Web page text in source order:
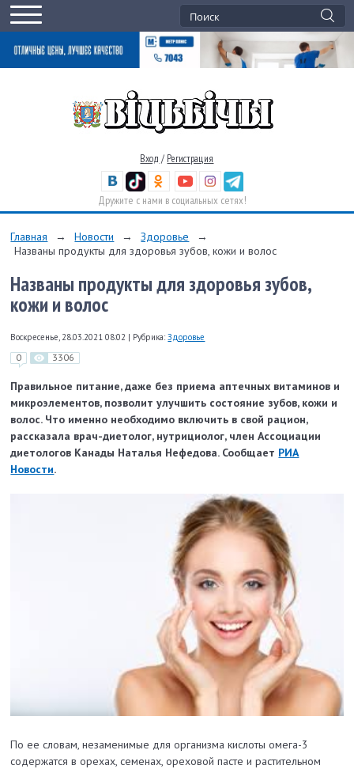
Вход / Регистрация
Дружите с нами в социальных сетях!
Главная → Новости → Здоровье
→
Названы продукты для здоровья зубов, кожи и волос
Названы продукты для здоровья зубов,
кожи и волос
Воскресенье, 28.03.2021 08:02 | Рубрика: Здоровье
0 3306
Правильное питание, даже без приема аптечных витаминов и
микроэлементов, позволит улучшить состояние зубов, кожи и
волос. Что именно необходимо включить в свой рацион,
рассказала врач-диетолог, нутрициолог, член Ассоциации
диетологов Канады Наталья Нефедова. Сообщает РИА
Новости.
По ее словам, незаменимые для организма кислоты омега-3
содержатся в орехах, семенах, ореховой пасте и растительном